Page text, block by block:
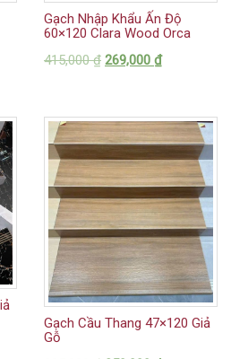
Gạch Nhập Khẩu Ấn Độ
60×120 Clara Wood Orca
415,000₫ 269,000 ₫
Gạch Cầu Thang 47×120 Giả
Gỗ